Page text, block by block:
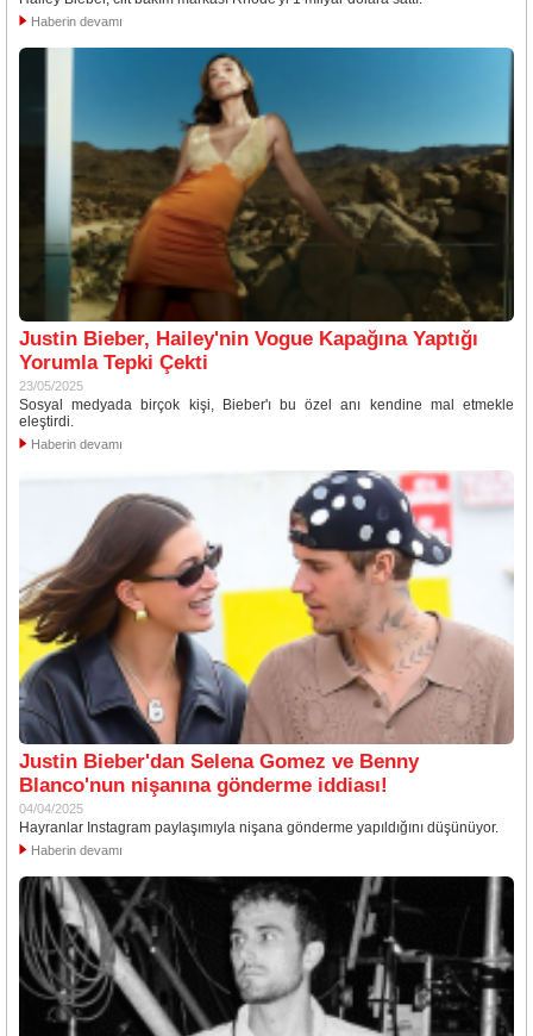
Haberin devamı
Justin Bieber, Hailey'nin Vogue Kapağına Yaptığı
Yorumla Tepki Çekti
23/05/2025
Sosyal medyada birçok kişi, Bieber'ı bu özel anı kendine mal etmekle
eleştirdi.
Haberin devamı
Justin Bieber'dan Selena Gomez ve Benny
Blanco'nun nişanına gönderme iddiası!
04/04/2025
Hayranlar Instagram paylaşımıyla nişana gönderme yapıldığını düşünüyor.
Haberin devamı